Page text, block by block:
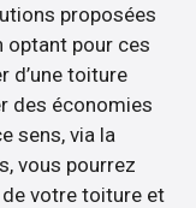
proposées
optant pour ces
d’une toiture
des économies
sens, via la
vous pourrez
de votre toiture et